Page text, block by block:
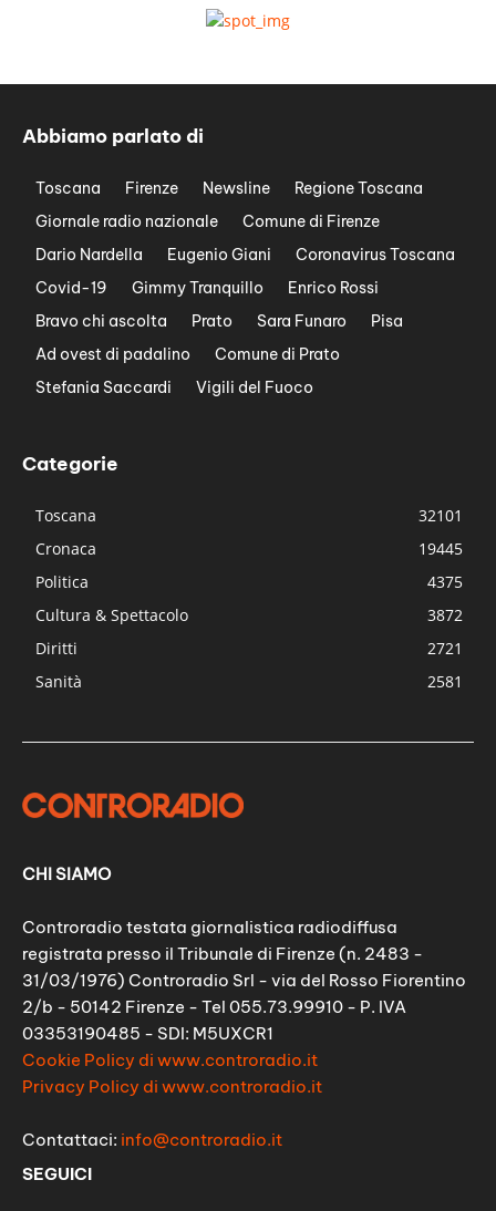
Abbiamo parlato di
Toscana Firenze Newsline
Regione Toscana
Giornale radio nazionale
Comune di Firenze
Dario Nardella
Eugenio Giani
Coronavirus Toscana
Covid-19
Gimmy Tranquillo
Enrico Rossi
Bravo chi ascolta
Prato Sara Funaro
Pisa
Ad ovest di padalino
Comune di Prato
Stefania Saccardi
Vigili del Fuoco
Categorie
Toscana
32101
Cronaca
19445
Politica
4375
Cultura & Spettacolo
3872
Diritti
2721
Sanità
2581
CHI SIAMO
Controradio testata giornalistica radiodiffusa
registrata presso il Tribunale di Firenze (n. 2483 -
31/03/1976) Controradio Srl - via del Rosso Fiorentino
2/b - 50142 Firenze - Tel 055.73.99910 - P. IVA
03353190485 - SDI: M5UXCR1
Cookie Policy di www.controradio.it
Privacy Policy di www.controradio.it
Contattaci: info@controradio.it
SEGUICI